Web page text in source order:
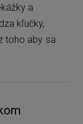
a
kľučky,
toho aby sa